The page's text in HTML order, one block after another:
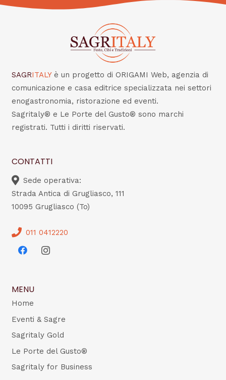
SAGRITALY è un progetto di ORIGAMI Web, agenzia di
comunicazione e casa editrice specializzata nei settori
enogastronomia, ristorazione ed eventi.
Sagritaly® e Le Porte del Gusto® sono marchi
registrati. Tutti i diritti riservati.
CONTATTI
Sede operativa:
Strada Antica di Grugliasco, 111
10095 Grugliasco (To)
011 0412220
MENU
Home
Eventi & Sagre
Sagritaly Gold
Le Porte del Gusto®
Sagritaly for Business